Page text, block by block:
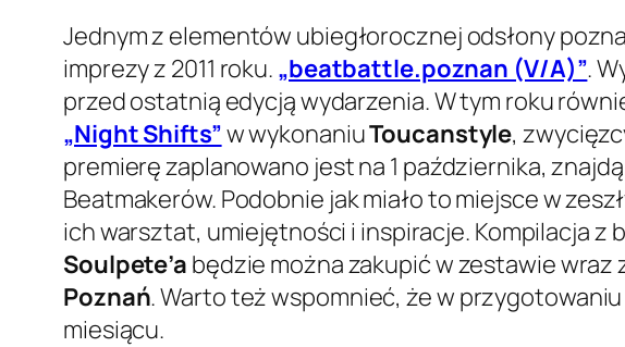
Jednym z elementów ubiegłorocznej odsłony
imprezy z 2011 roku. „beatbattle.poznan (V/A)”.
przed ostatnią edycją wydarzenia. W tym roku
„Night Shifts”w wykonaniuToucanstyle,
premierę zaplanowano jest na 1 października,
Beatmakerów. Podobnie jak miało to miejsce w
ich warsztat, umiejętności i inspiracje. Kompilacja z
Soulpete’a będzie można zakupić w zestawie
Poznań. Warto też wspomnieć, że w
miesiącu.